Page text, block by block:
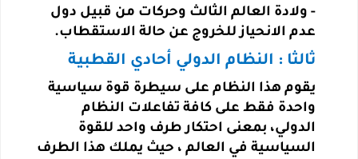
- ولادة العالم الثالث وحركات من قبيل دول
عدم الانحياز للخروج عن حالة الاستقطاب.
ثالثا : النظام الدولي أحادي القطبية
يقوم هذا النظام على سيطرة قوة سياسية
واحدة فقط على كافة تفاعلات النظام
الدولي، بمعنى احتكار طرف واحد للقوة
السياسية في العالم ، حيث يملك هذا الطرف